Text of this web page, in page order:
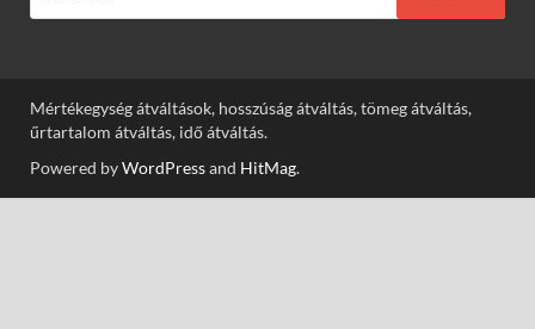
Mértékegység átváltások, hosszúság átváltás, tömeg átváltás,
űrtartalom átváltás, idő átváltás.
Powered byWordPressand HitMag.